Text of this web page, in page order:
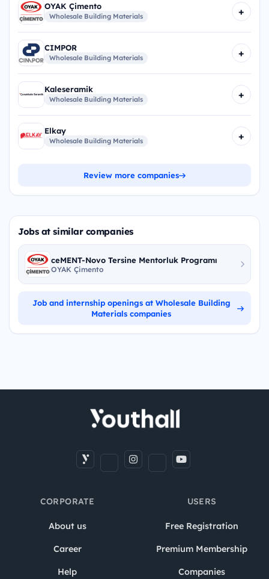
OYAK Çimento
Wholesale Building Materials +
CIMPOR
Wholesale Building Materials +
Kaleseramik
Wholesale Building Materials +
Elkay
Wholesale Building Materials +
Review more companies
Jobs at similar companies
ceMENT-Novo Tersine Mentorluk Programı
OYAK Çimento
Job and internship openings at Wholesale Building
Materials companies
CORPORATE
About us
Career
Help
USERS
Free Registration
Premium Membership
Companies